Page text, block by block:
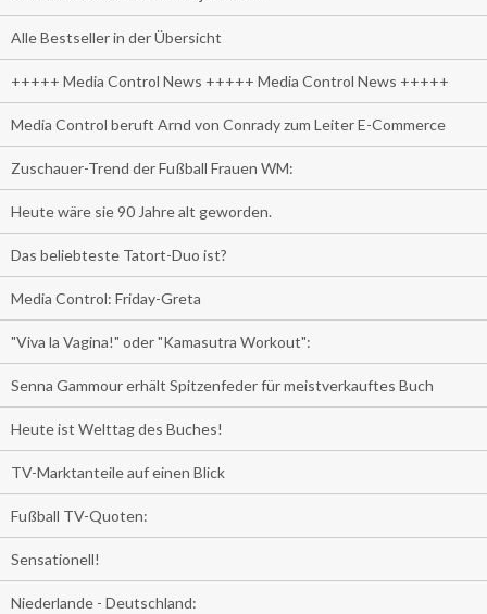
Alle Bestseller in der Übersicht
+++++ Media Control News +++++ Media Control News +++++
Media Control beruft Arnd von Conrady zum Leiter E-Commerce
Zuschauer-Trend der Fußball Frauen WM:
Heute wäre sie 90 Jahre alt geworden.
Das beliebteste Tatort-Duo ist?
Media Control: Friday-Greta
"Viva la Vagina!" oder "Kamasutra Workout":
Senna Gammour erhält Spitzenfeder für meistverkauftes Buch
Heute ist Welttag des Buches!
TV-Marktanteile auf einen Blick
Fußball TV-Quoten:
Sensationell!
Niederlande - Deutschland: